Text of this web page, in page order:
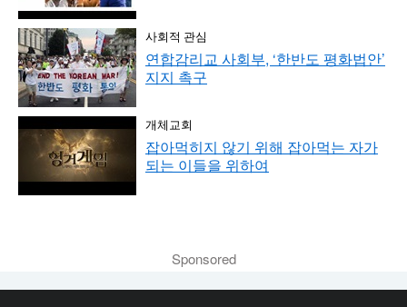
사회적 관심
연합감리교 사회부, ‘한반도 평화법안’
지지 촉구
개체교회
잡아먹히지 않기 위해 잡아먹는 자가
되는 이들을 위하여
Sponsored